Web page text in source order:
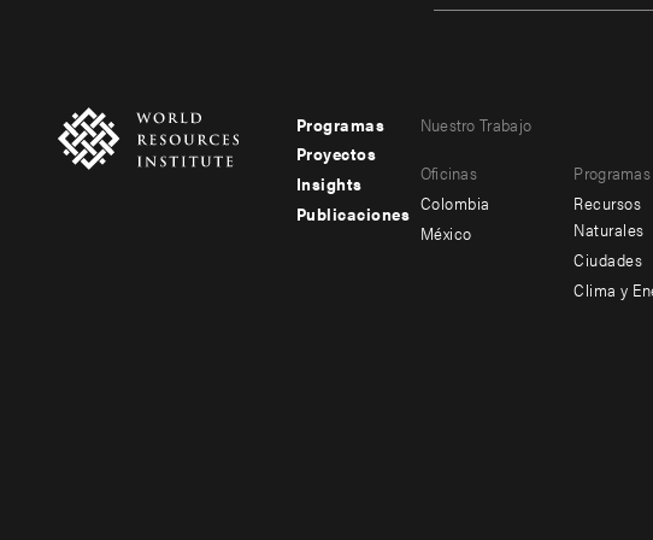
Footer
menu
-
Programas
Proyectos
Insights
Publicaciones
menu
-
Nuestro Trabajo
Oficinas
Colombia
México
Programas
Recursos
Naturales
Ciudades
Clima y